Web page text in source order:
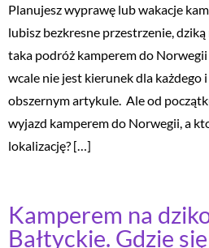
Planujesz wyprawę lub wakacje
lubisz bezkresne przestrzenie,
taka podróż kamperem do Norwegii
wcale nie jest kierunek dla każdego
obszernym artykule. Ale od
wyjazd kamperem do Norwegii, a
lokalizację? […]
Kamperem na
Bałtyckie. Gdzie